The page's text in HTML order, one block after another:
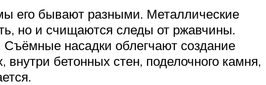
его бывают разными. Металлические
но и счищаются следы от ржавчины.
Съёмные насадки облегчают создание
бетонных стен, поделочного камня,